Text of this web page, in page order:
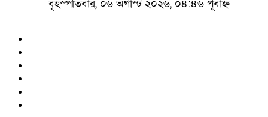
বৃহস্পতিবার, ০৬ অগাস্ট ২০২৬, ০৪:৪৬ পূর্বাহ্ন